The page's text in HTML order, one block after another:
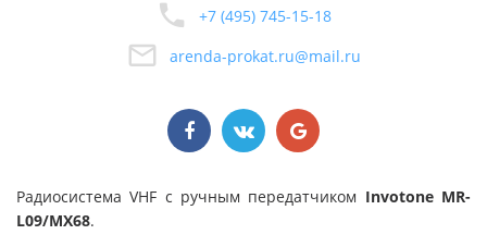
+7 (495) 745-15-18
arenda-prokat.ru@mail.ru
Радиосистема VHF с ручным передатчиком Invotone MR-
L09/MX68.